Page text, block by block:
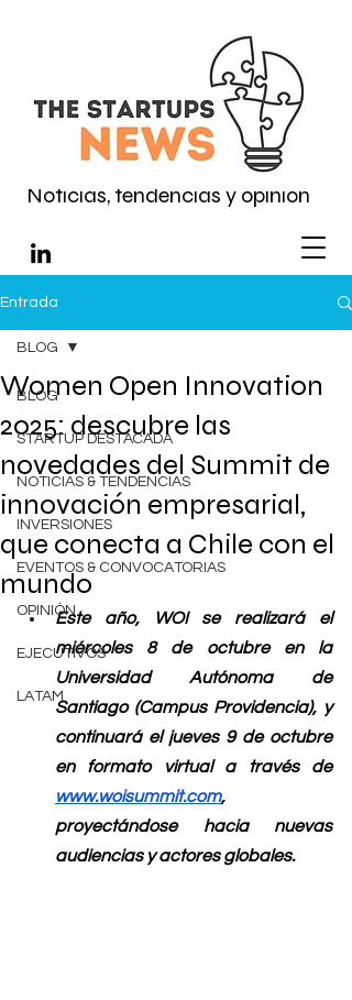
Noticias, tendencias y opinión
Entrada
BLOG
STARTUP DESTACADA
NOTICIAS & TENDENCIAS
INVERSIONES
EVENTOS & CONVOCATORIAS
OPINIÓN
EJECUTIVOS
LATAM
BLOG
Women Open Innovation
2025: descubre las
novedades del Summit de
innovación empresarial,
que conecta a Chile con el
mundo
Este año, WOI se realizará el
miércoles 8 de octubre en la
Universidad Autónoma de
Santiago (Campus Providencia), y
continuará el jueves 9 de octubre
en formato virtual a través de
www.woisummit.com,
proyectándose hacia nuevas
audiencias y actores globales.